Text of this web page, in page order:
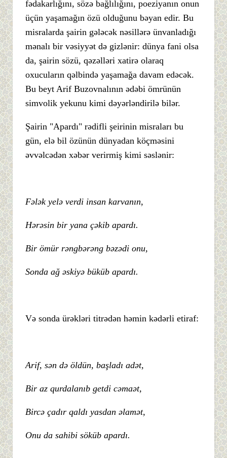
fədakarlığını, sözə bağlılığını, poeziyanın onun
üçün yaşamağın özü olduğunu bəyan edir. Bu
misralarda şairin gələcək nəsillərə ünvanladığı
mənalı bir vəsiyyət də gizlənir: dünya fani olsa
da, şairin sözü, qəzəlləri xatirə olaraq
oxucuların qəlbində yaşamağa davam edəcək.
Bu beyt Arif Buzovnalının ədəbi ömrünün
simvolik yekunu kimi dəyərləndirilə bilər.
Şairin "Apardı" rədifli şeirinin misraları bu
gün, elə bil özünün dünyadan köçməsini
əvvəlcədən xəbər verirmiş kimi səslənir:
Fələk yelə verdi insan karvanın,
Hərəsin bir yana çəkib apardı.
Bir ömür rəngbərəng bəzədi onu,
Sonda ağ əskiyə büküb apardı.
Və sonda ürəkləri titrədən həmin kədərli etiraf:
Arif, sən də öldün, başladı adət,
Bir az qurdalanıb getdi cəmaət,
Bircə çadır qaldı yasdan əlamət,
Onu da sahibi söküb apardı.